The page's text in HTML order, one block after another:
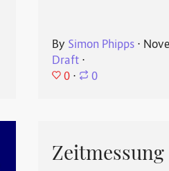
By Simon Phipps⋅
Draft⋅
0 ⋅ 0
Zeitmessung